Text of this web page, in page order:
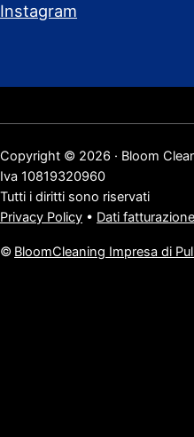
Instagram
Copyright © 2026 · Bloom
Iva 10819320960
Tutti i diritti sono riservati
Privacy Policy • Dati fatturazione
© BloomCleaning Impresa di